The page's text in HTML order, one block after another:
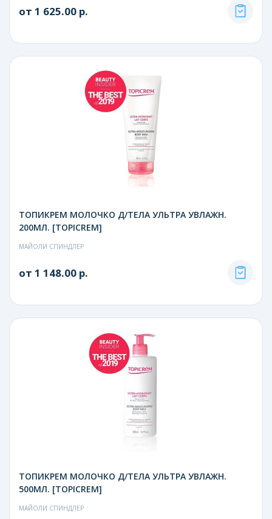
от 1 625.00 р.
ТОПИКРЕМ МОЛОЧКО Д/ТЕЛА УЛЬТРА УВЛАЖН.
200МЛ. [TOPICREM]
МАЙОЛИ СПИНДЛЕР
от 1 148.00 р.
ТОПИКРЕМ МОЛОЧКО Д/ТЕЛА УЛЬТРА УВЛАЖН.
500МЛ. [TOPICREM]
МАЙОЛИ СПИНДЛЕР